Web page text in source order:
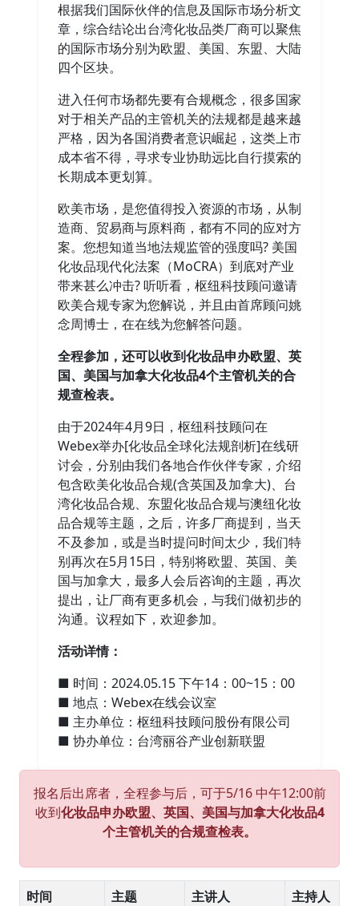
根据我们国际伙伴的信息及国际市场分析文
章，综合结论出台湾化妆品类厂商可以聚焦
的国际市场分别为欧盟、美国、东盟、大陆
四个区块。
进入任何市场都先要有合规概念，很多国家
对于相关产品的主管机关的法规都是越来越
严格，因为各国消费者意识崛起，这类上市
成本省不得，寻求专业协助远比自行摸索的
长期成本更划算。
欧美市场，是您值得投入资源的市场，从制
造商、贸易商与原料商，都有不同的应对方
案。您想知道当地法规监管的强度吗? 美国
化妆品现代化法案（MoCRA）到底对产业
带来甚么冲击? 听听看，枢纽科技顾问邀请
欧美合规专家为您解说，并且由首席顾问姚
念周博士，在在线为您解答问题。
全程参加，还可以收到化妆品申办欧盟、英
国、美国与加拿大化妆品4个主管机关的合
规查检表。
由于2024年4月9日，枢纽科技顾问在
Webex举办[化妆品全球化法规剖析]在线研
讨会，分别由我们各地合作伙伴专家，介绍
包含欧美化妆品合规(含英国及加拿大)、台
湾化妆品合规、东盟化妆品合规与澳纽化妆
品合规等主题，之后，许多厂商提到，当天
不及参加，或是当时提问时间太少，我们特
别再次在5月15日，特别将欧盟、英国、美
国与加拿大，最多人会后咨询的主题，再次
提出，让厂商有更多机会，与我们做初步的
沟通。议程如下，欢迎参加。
活动详情：
■ 时间：2024.05.15 下午14：00~15：00
■ 地点：Webex在线会议室
■ 主办单位：枢纽科技顾问股份有限公司
■ 协办单位：台湾丽谷产业创新联盟
报名后出席者，全程参与后，可于5/16 中午12:00前
收到化妆品申办欧盟、英国、美国与加拿大化妆品4
个主管机关的合规查检表。
时间 主题 主讲人
主持人